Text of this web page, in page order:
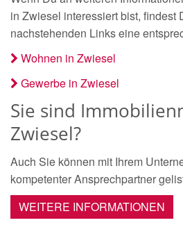
in Zwiesel interessiert bist, findest
nachstehenden Links eine
Wohnen in Zwiesel
Gewerbe in Zwiesel
Sie sind
Zwiesel?
Auch Sie können mit Ihrem
kompetenter Ansprechpartner
WEITERE INFORMATIONEN